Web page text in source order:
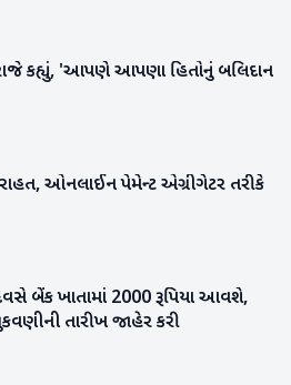
કહ્યું, 'આપણે આપણા હિતોનું બલિદાન
ઓનલાઈન પેમેન્ટ એગ્રીગેટર તરીકે
બેંક ખાતામાં 2000 રૂપિયા આવશે,
તારીખ જાહેર કરી